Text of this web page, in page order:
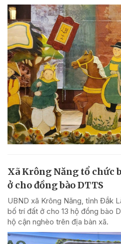
Xã Krông Năng tổ chức
ở cho đồng bào DTTS
UBND xã Krông Năng, tỉnh Đắk
bố trí đất ở cho 13 hộ đồng bào
hộ cận nghèo trên địa bàn xã.